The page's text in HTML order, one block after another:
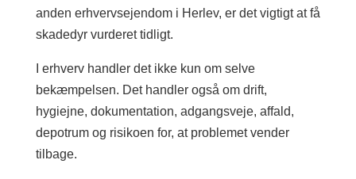
anden erhvervsejendom i Herlev, er det vigtigt at få
skadedyr vurderet tidligt.
I erhverv handler det ikke kun om selve
bekæmpelsen. Det handler også om drift,
hygiejne, dokumentation, adgangsveje, affald,
depotrum og risikoen for, at problemet vender
tilbage.